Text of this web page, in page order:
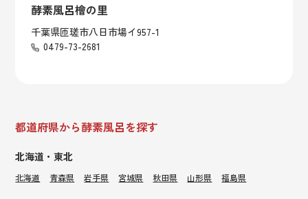
酵素風呂檜の里
千葉県匝瑳市八日市場イ957-1
0479-73-2681
都道府県から酵素風呂を探す
北海道・東北
北海道 青森県 岩手県 宮城県 秋田県 山形県 福島県